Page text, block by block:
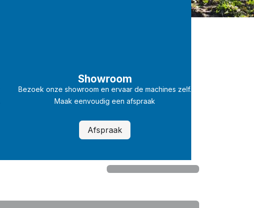
Showroom
Afspraak
Bezoek onze showroom en ervaar de machines zelf.
Maak eenvoudig een afspraak